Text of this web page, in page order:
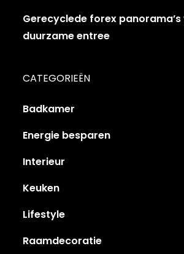
Gerecyclede forex
duurzame entree
CATEGORIEËN
Badkamer
Energie besparen
Interieur
Keuken
Lifestyle
Raamdecoratie